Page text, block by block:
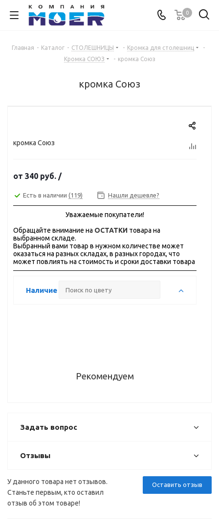
0
Главная - Каталог - СТОЛЕШНИЦЫ - Кромка для столешниц
-
Кромка СОЮЗ
- кромка Союз
кромка Союз
кромка Союз
от 340 руб. /
Есть в наличии (119) Нашли дешевле?
Уважаемые покупатели!
Обращайте внимание на ОСТАТКИ товара на
выбранном складе.
Выбранный вами товар в нужном количестве может
оказаться на разных складах, в разных городах, что
может повлиять на стоимость и сроки доставки товара
Наличие
Рекомендуем
Задать вопрос
Отзывы
Оставить отзыв
У данного товара нет отзывов.
Станьте первым, кто оставил
отзыв об этом товаре!